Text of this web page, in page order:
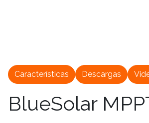
BlueSolar
Características Descargas